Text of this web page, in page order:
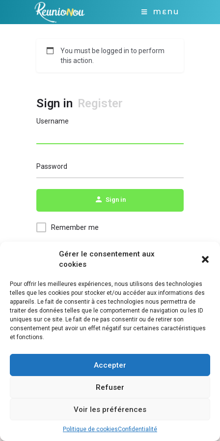
Gérer le consentement aux
cookies
Pour offrir les meilleures expériences, nous utilisons des technologies
telles que les cookies pour stocker et/ou accéder aux informations des
appareils. Le fait de consentir à ces technologies nous permettra de
traiter des données telles que le comportement de navigation ou les ID
uniques sur ce site. Le fait de ne pas consentir ou de retirer son
consentement peut avoir un effet négatif sur certaines caractéristiques
et fonctions.
Accepter
Refuser
Voir les préférences
Politique de cookiesConfidentialité
MENU
You must be logged in to perform
this action.
Sign in Register
Username
Password
Sign in
Remember me
Forgot password?
Or connect with
Sign in with Facebook